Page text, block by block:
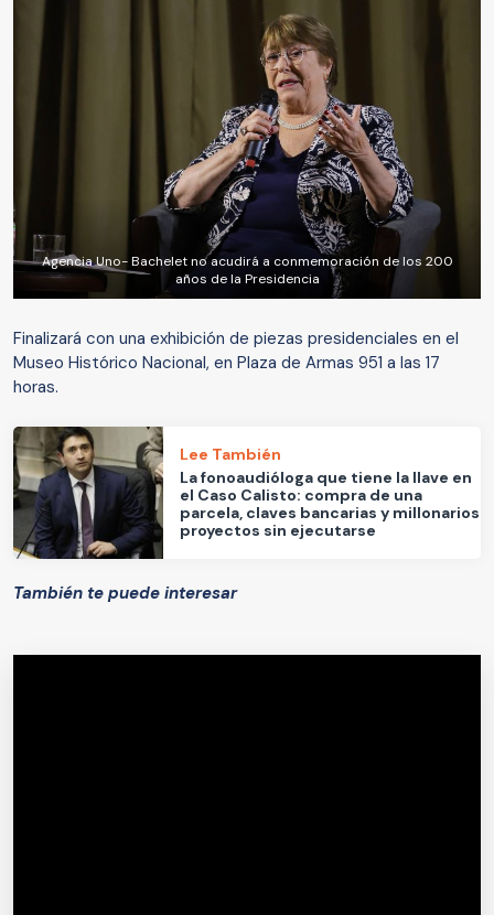
Agencia Uno- Bachelet no acudirá a conmemoración de los 200
años de la Presidencia
Finalizará con una exhibición de piezas presidenciales en el
Museo Histórico Nacional, en Plaza de Armas 951 a las 17
horas.
Lee También
La fonoaudióloga que tiene la llave en
el Caso Calisto: compra de una
parcela, claves bancarias y millonarios
proyectos sin ejecutarse
También te puede interesar